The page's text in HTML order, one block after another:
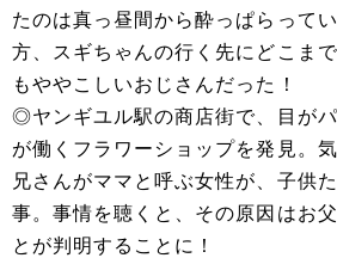
たのは真っ昼間から酔っぱらって
方、スギちゃんの行く先にどこま
もややこしいおじさんだった！
◎ヤンギユル駅の商店街で、目が
が働くフラワーショップを発見。
兄さんがママと呼ぶ女性が、子供
事。事情を聴くと、その原因はお
とが判明することに！